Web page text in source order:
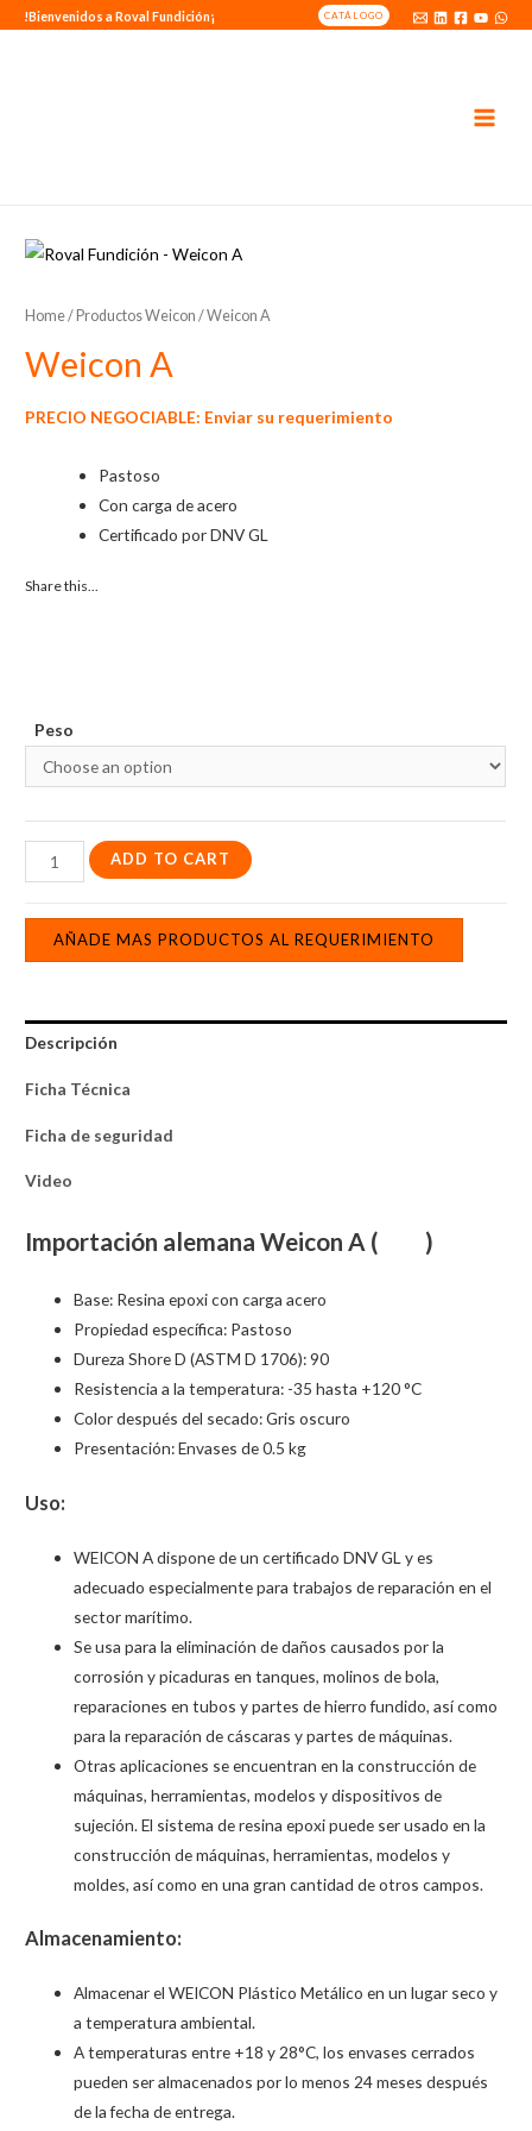
!Bienvenidos a Roval Fundición¡ CATÁLOGO
Home/Productos Weicon / Weicon A
Weicon A
PRECIO NEGOCIABLE: Enviar su requerimiento
Pastoso
Con carga de acero
Certificado por DNV GL
Share this...
Peso
Weicon
A
quantity
ADD TO CART
AÑADE MAS PRODUCTOS AL REQUERIMIENTO
Descripción
Ficha Técnica
Ficha de seguridad
Video
Importación alemana Weicon A ( )
Base: Resina epoxi con carga acero
Propiedad específica: Pastoso
Dureza Shore D (ASTM D 1706): 90
Resistencia a la temperatura: -35 hasta +120 °C
Color después del secado: Gris oscuro
Presentación: Envases de 0.5 kg
Uso:
WEICON A dispone de un certificado DNV GL y es
adecuado especialmente para trabajos de reparación en el
sector marítimo.
Se usa para la eliminación de daños causados por la
corrosión y picaduras en tanques, molinos de bola,
reparaciones en tubos y partes de hierro fundido, así como
para la reparación de cáscaras y partes de máquinas.
Otras aplicaciones se encuentran en la construcción de
máquinas, herramientas, modelos y dispositivos de
sujeción. El sistema de resina epoxi puede ser usado en la
construcción de máquinas, herramientas, modelos y
moldes, así como en una gran cantidad de otros campos.
Almacenamiento:
Almacenar el WEICON Plástico Metálico en un lugar seco y
a temperatura ambiental.
A temperaturas entre +18 y 28°C, los envases cerrados
pueden ser almacenados por lo menos 24 meses después
de la fecha de entrega.